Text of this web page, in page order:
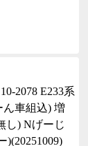
2078 E233系
車組込) 増
し) Nげーじ
)(20251009)